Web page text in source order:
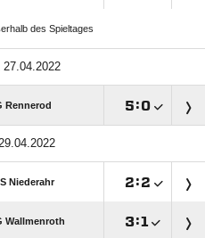
des Spieltages

Rennerod :
Niederahr :
Wallmenroth :